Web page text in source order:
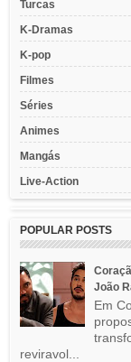
Turcas
K-Dramas
K-pop
Filmes
Séries
Animes
Mangás
Live-Action
POPULAR POSTS
João
Em
reviravol...